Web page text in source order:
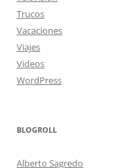
Trucos
Vacaciones
Viajes
Videos
WordPress
BLOGROLL
Alberto Sagredo